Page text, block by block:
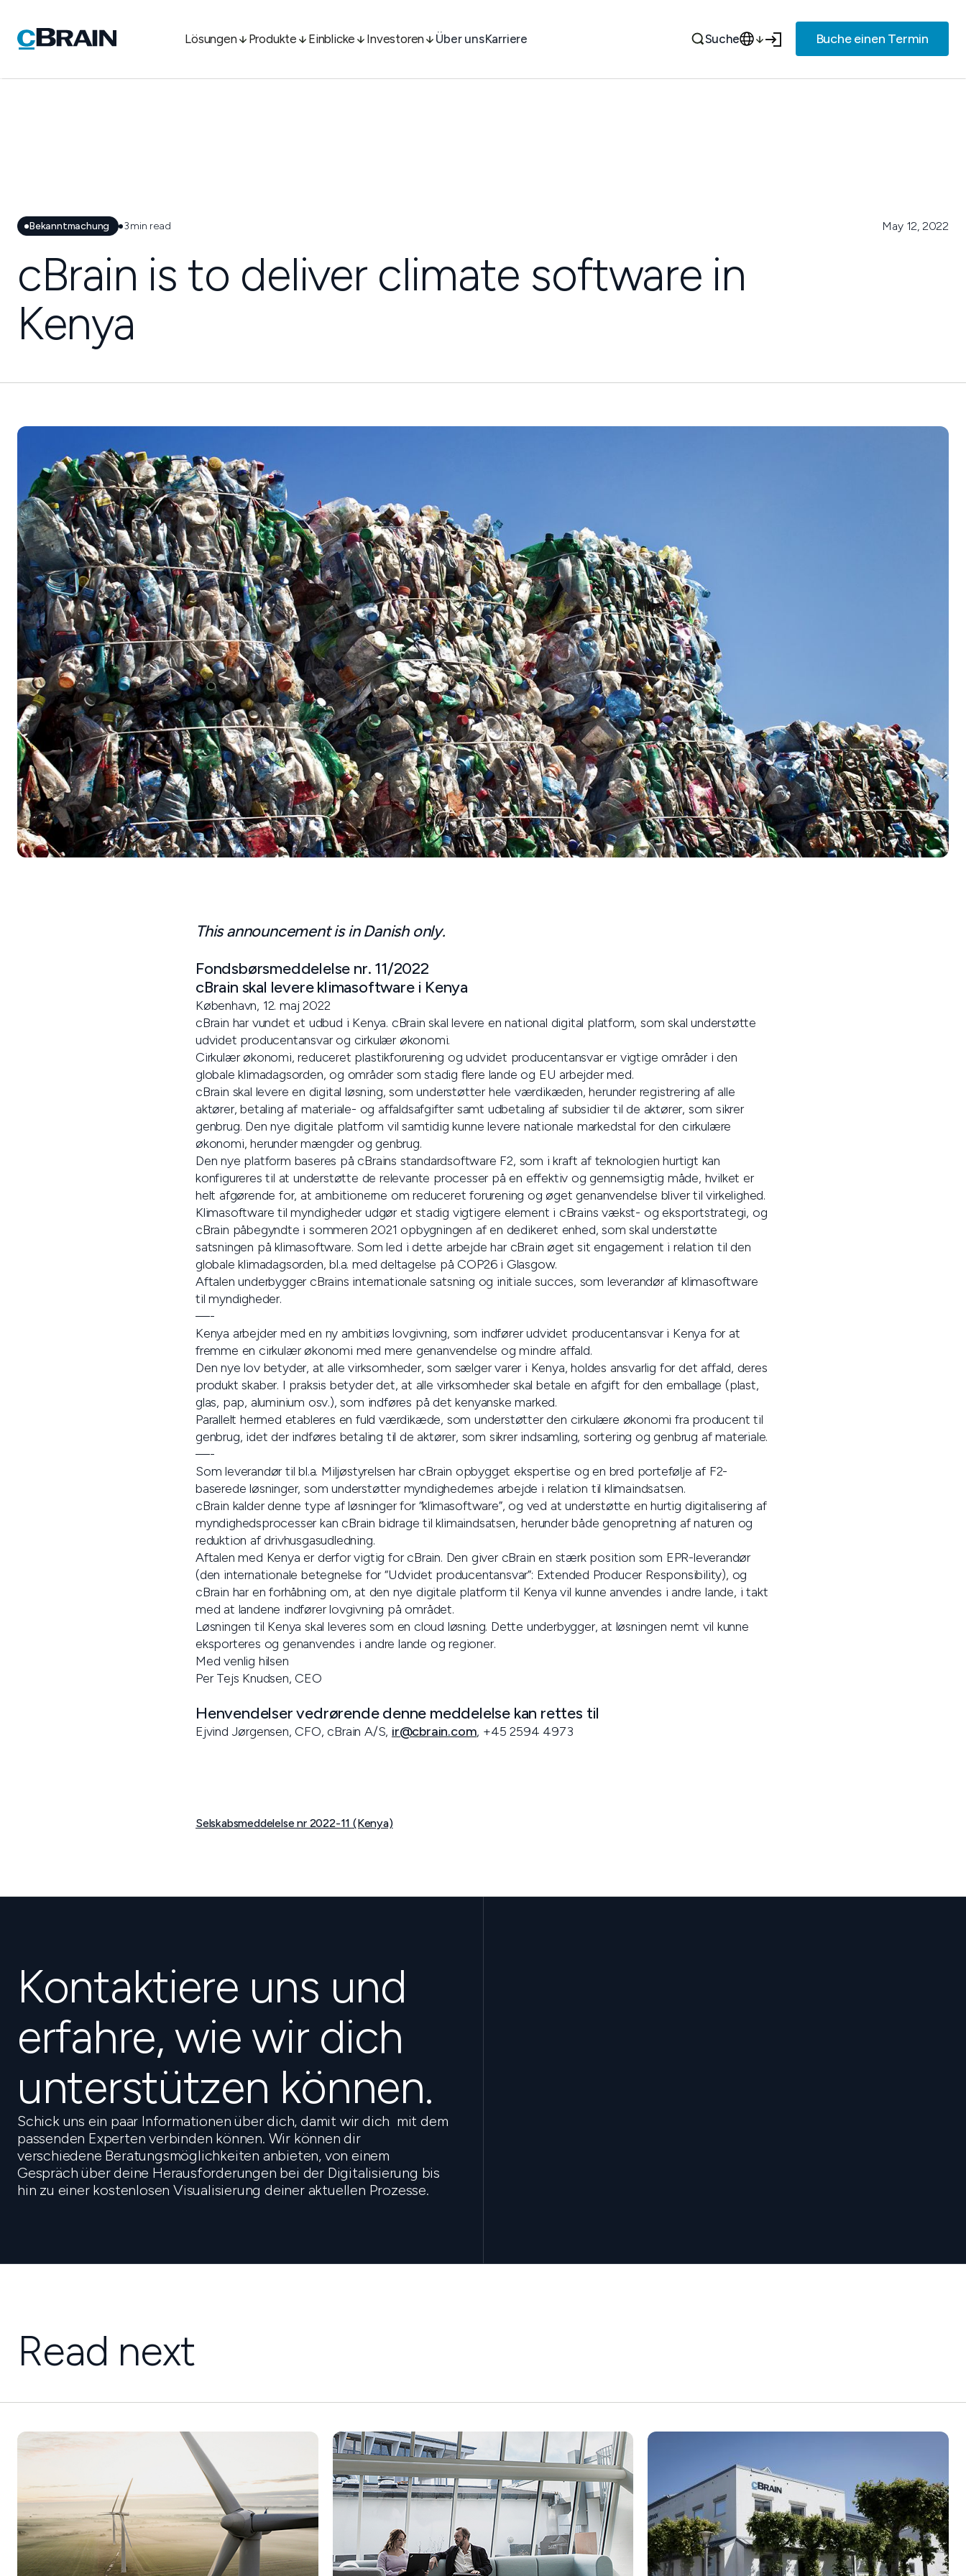
Lösungen Produkte Einblicke Investoren Über unsKarriere Suche Buche einen Termin
Bekanntmachung 3min read May 12, 2022
cBrain is to deliver climate software in
Kenya
This announcement is in Danish only.
Fondsbørsmeddelelse nr. 11/2022
cBrain skal levere klimasoftware i Kenya
København, 12. maj 2022
cBrain har vundet et udbud i Kenya. cBrain skal levere en national digital platform, som skal understøtte
udvidet producentansvar og cirkulær økonomi.
Cirkulær økonomi, reduceret plastikforurening og udvidet producentansvar er vigtige områder i den
globale klimadagsorden, og områder som stadig flere lande og EU arbejder med.
cBrain skal levere en digital løsning, som understøtter hele værdikæden, herunder registrering af alle
aktører, betaling af materiale- og affaldsafgifter samt udbetaling af subsidier til de aktører, som sikrer
genbrug. Den nye digitale platform vil samtidig kunne levere nationale markedstal for den cirkulære
økonomi, herunder mængder og genbrug.
Den nye platform baseres på cBrains standardsoftware F2, som i kraft af teknologien hurtigt kan
konfigureres til at understøtte de relevante processer på en effektiv og gennemsigtig måde, hvilket er
helt afgørende for, at ambitionerne om reduceret forurening og øget genanvendelse bliver til virkelighed.
Klimasoftware til myndigheder udgør et stadig vigtigere element i cBrains vækst- og eksportstrategi, og
cBrain påbegyndte i sommeren 2021 opbygningen af en dedikeret enhed, som skal understøtte
satsningen på klimasoftware. Som led i dette arbejde har cBrain øget sit engagement i relation til den
globale klimadagsorden, bl.a. med deltagelse på COP26 i Glasgow.
Aftalen underbygger cBrains internationale satsning og initiale succes, som leverandør af klimasoftware
til myndigheder.
—-
Kenya arbejder med en ny ambitiøs lovgivning, som indfører udvidet producentansvar i Kenya for at
fremme en cirkulær økonomi med mere genanvendelse og mindre affald.
Den nye lov betyder, at alle virksomheder, som sælger varer i Kenya, holdes ansvarlig for det affald, deres
produkt skaber. I praksis betyder det, at alle virksomheder skal betale en afgift for den emballage (plast,
glas, pap, aluminium osv.), som indføres på det kenyanske marked.
Parallelt hermed etableres en fuld værdikæde, som understøtter den cirkulære økonomi fra producent til
genbrug, idet der indføres betaling til de aktører, som sikrer indsamling, sortering og genbrug af materiale.
—-
Som leverandør til bl.a. Miljøstyrelsen har cBrain opbygget ekspertise og en bred portefølje af F2-
baserede løsninger, som understøtter myndighedernes arbejde i relation til klimaindsatsen.
cBrain kalder denne type af løsninger for “klimasoftware”, og ved at understøtte en hurtig digitalisering af
myndighedsprocesser kan cBrain bidrage til klimaindsatsen, herunder både genopretning af naturen og
reduktion af drivhusgasudledning.
Aftalen med Kenya er derfor vigtig for cBrain. Den giver cBrain en stærk position som EPR-leverandør
(den internationale betegnelse for “Udvidet producentansvar”: Extended Producer Responsibility), og
cBrain har en forhåbning om, at den nye digitale platform til Kenya vil kunne anvendes i andre lande, i takt
med at landene indfører lovgivning på området.
Løsningen til Kenya skal leveres som en cloud løsning. Dette underbygger, at løsningen nemt vil kunne
eksporteres og genanvendes i andre lande og regioner.
Med venlig hilsen
Per Tejs Knudsen, CEO
Henvendelser vedrørende denne meddelelse kan rettes til
Ejvind Jørgensen, CFO, cBrain A/S, ir@cbrain.com, +45 2594 4973
Selskabsmeddelelse nr 2022-11 (Kenya)
Kontaktiere uns und
erfahre, wie wir dich
unterstützen können.
Schick uns ein paar Informationen über dich, damit wir dich mit dem
passenden Experten verbinden können. Wir können dir
verschiedene Beratungsmöglichkeiten anbieten, von einem
Gespräch über deine Herausforderungen bei der Digitalisierung bis
hin zu einer kostenlosen Visualisierung deiner aktuellen Prozesse.
Read next